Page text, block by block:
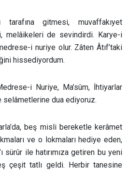
tarafına gitmesi, muvaffakıyet
melâikeleri de sevindirdi. Karye-i
i nuriye olur. Zâten Âtıf’taki
hissediyordum.
i Nuriye, Ma’sûm, İhtiyarlar
selâmetlerine dua ediyoruz.
beş misli bereketle kerâmet
ve o lokmaları hediye eden,
sürûr ile hatırımıza getiren bu yeni
çeşit tatlı geldi. Herbir tanesine